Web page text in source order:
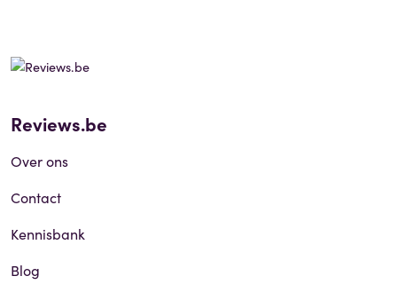
Reviews.be
Over ons
Contact
Kennisbank
Blog